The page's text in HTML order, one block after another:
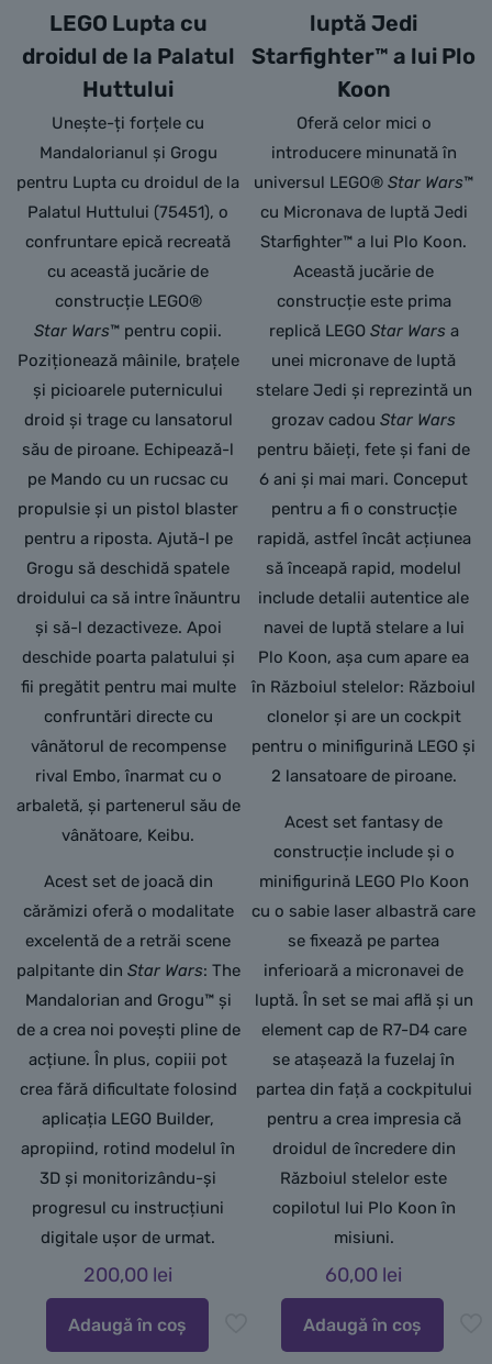
LEGO Lupta cu
droidul de la Palatul
Huttului
Unește-ți forțele cu
Mandalorianul și Grogu
pentru Lupta cu droidul de la
Palatul Huttului (75451), o
confruntare epică recreată
cu această jucărie de
construcție LEGO®
Star Wars™ pentru copii.
Poziționează mâinile, brațele
și picioarele puternicului
droid și trage cu lansatorul
său de piroane. Echipează-l
pe Mando cu un rucsac cu
propulsie și un pistol blaster
pentru a riposta. Ajută-l pe
Grogu să deschidă spatele
droidului ca să intre înăuntru
și să-l dezactiveze. Apoi
deschide poarta palatului și
fii pregătit pentru mai multe
confruntări directe cu
vânătorul de recompense
rival Embo, înarmat cu o
arbaletă, și partenerul său de
vânătoare, Keibu.
Acest set de joacă din
cărămizi oferă o modalitate
excelentă de a retrăi scene
palpitante din Star Wars: The
Mandalorian and Grogu™ și
de a crea noi povești pline de
acțiune. În plus, copiii pot
crea fără dificultate folosind
aplicația LEGO Builder,
apropiind, rotind modelul în
3D și monitorizându-și
progresul cu instrucțiuni
digitale ușor de urmat.
200,00 lei
Adaugă în coș
luptă Jedi
Starfighter™ a lui Plo
Koon
Oferă celor mici o
introducere minunată în
universul LEGO®Star Wars™
cu Micronava de luptă Jedi
Starfighter™ a lui Plo Koon.
Această jucărie de
construcție este prima
replică LEGO Star Wars a
unei micronave de luptă
stelare Jedi și reprezintă un
grozav cadouStar Wars
pentru băieți, fete și fani de
6 ani și mai mari. Conceput
pentru a fi o construcție
rapidă, astfel încât acțiunea
să înceapă rapid, modelul
include detalii autentice ale
navei de luptă stelare a lui
Plo Koon, așa cum apare ea
în Războiul stelelor: Războiul
clonelor și are un cockpit
pentru o minifigurină LEGO și
2 lansatoare de piroane.
Acest set fantasy de
construcție include și o
minifigurină LEGO Plo Koon
cu o sabie laser albastră care
se fixează pe partea
inferioară a micronavei de
luptă. În set se mai află și un
element cap de R7-D4 care
se atașează la fuzelaj în
partea din față a cockpitului
pentru a crea impresia că
droidul de încredere din
Războiul stelelor este
copilotul lui Plo Koon în
misiuni.
60,00 lei
Adaugă în coș